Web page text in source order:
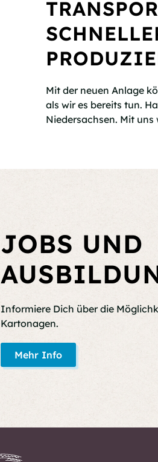
Mit der neuen Anlage
als wir es bereits tun.
Niedersachsen. Mit
JOBS UND
Informiere Dich über die
Kartonagen.
Mehr Info